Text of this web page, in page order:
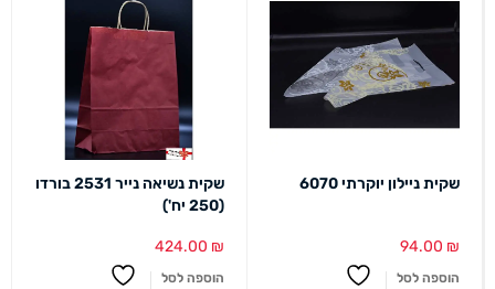
שקית ניילון יוקרתי 6070
94.00 ₪
הוספה לסל
שקית נשיאה נייר 2531 בורדו
(250 יח')
424.00 ₪
הוספה לסל